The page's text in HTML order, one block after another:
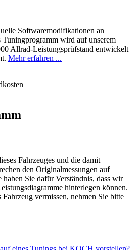
Softwaremodifikationen an
Tuningprogramm wird auf unserem
Allrad-Leistungsprüfstand entwickelt
Mehr erfahren ...
Fahrzeuges und die damit
den Originalmessungen auf
haben Sie dafür Verständnis, dass wir
hinterlegen können.
vermissen, nehmen Sie bitte